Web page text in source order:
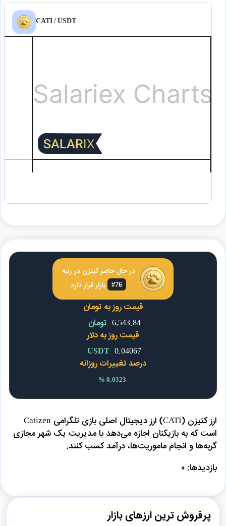
CATI / USDT
پرفروش ترین ارزهای بازار
در حال حاضرکیتزندر رتبه
#76 بازار قرار دارد
قیمت روز به تومان
6,543.84 تومان
قیمت روز به دلار
0.04067
USDT
درصد تغییرات روزانه
-0.0323 %
ارز کتیزن (CATI) ارز دیجیتال اصلی بازی تلگرامی Catizen
است که به بازیکنان اجازه می‌دهد با مدیریت یک شهر مجازی
گربه‌ها و انجام ماموریت‌ها، درآمد کسب کنند.
بازدیدها: ۰